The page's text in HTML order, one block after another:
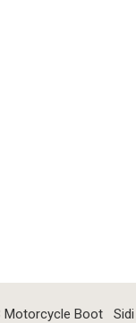
Motorcycle Boot